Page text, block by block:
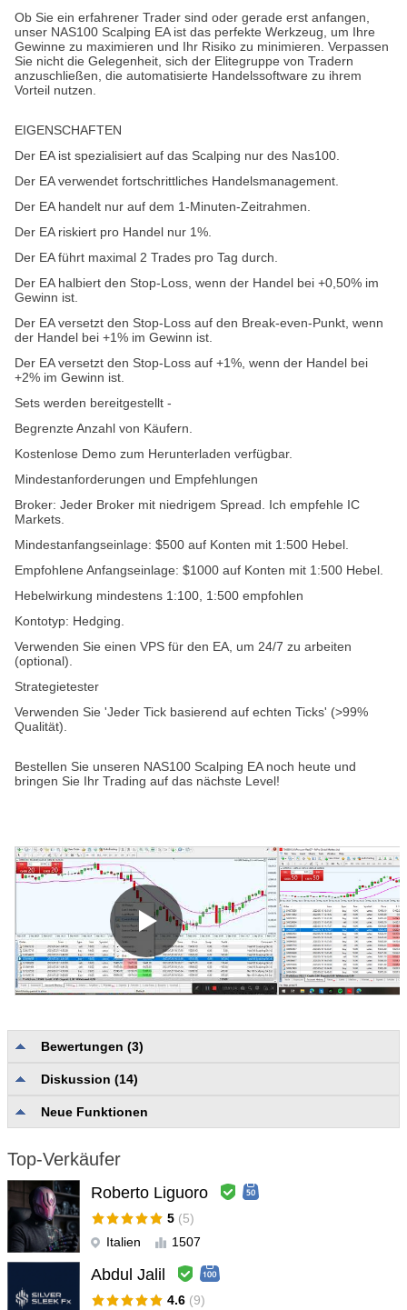
Ob Sie ein erfahrener Trader sind oder gerade erst anfangen,
unser NAS100 Scalping EA ist das perfekte Werkzeug, um Ihre
Gewinne zu maximieren und Ihr Risiko zu minimieren. Verpassen
Sie nicht die Gelegenheit, sich der Elitegruppe von Tradern
anzuschließen, die automatisierte Handelssoftware zu ihrem
Vorteil nutzen.
EIGENSCHAFTEN
Der EA ist spezialisiert auf das Scalping nur des Nas100.
Der EA verwendet fortschrittliches Handelsmanagement.
Der EA handelt nur auf dem 1-Minuten-Zeitrahmen.
Der EA riskiert pro Handel nur 1%.
Der EA führt maximal 2 Trades pro Tag durch.
Der EA halbiert den Stop-Loss, wenn der Handel bei +0,50% im
Gewinn ist.
Der EA versetzt den Stop-Loss auf den Break-even-Punkt, wenn
der Handel bei +1% im Gewinn ist.
Der EA versetzt den Stop-Loss auf +1%, wenn der Handel bei
+2% im Gewinn ist.
Sets werden bereitgestellt -
Begrenzte Anzahl von Käufern.
Kostenlose Demo zum Herunterladen verfügbar.
Mindestanforderungen und Empfehlungen
Broker: Jeder Broker mit niedrigem Spread. Ich empfehle IC
Markets.
Mindestanfangseinlage: $500 auf Konten mit 1:500 Hebel.
Empfohlene Anfangseinlage: $1000 auf Konten mit 1:500 Hebel.
Hebelwirkung mindestens 1:100, 1:500 empfohlen
Kontotyp: Hedging.
Verwenden Sie einen VPS für den EA, um 24/7 zu arbeiten
(optional).
Strategietester
Verwenden Sie 'Jeder Tick basierend auf echten Ticks' (>99%
Qualität).
Bestellen Sie unseren NAS100 Scalping EA noch heute und
bringen Sie Ihr Trading auf das nächste Level!
Bewertungen (3)
Qualität und Vollständigkeit der Beschreibung
Nutzerunterstützung
Hong Gong Xing
作者非常的有耐心的教学，目前也是盈利的
Antwort vom Entwickler Moustapha Boulouz
2023.12.13 13:11
Thank you very much for this wonderful review. We are
delighted and greatly appreciate it. 🙏
Diskussion (14)
Neue Funktionen
Top-Verkäufer
Roberto Liguoro
5 (5)
Italien
1507
Abdul Jalil
4.6 (9)